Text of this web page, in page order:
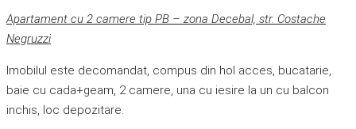
Apartament cu 2 camere tip PB – zona Decebal, str. Costache
Negruzzi
Imobilul este decomandat, compus din hol acces, bucatarie,
baie cu cada+geam, 2 camere, una cu iesire la un cu balcon
inchis, loc depozitare.